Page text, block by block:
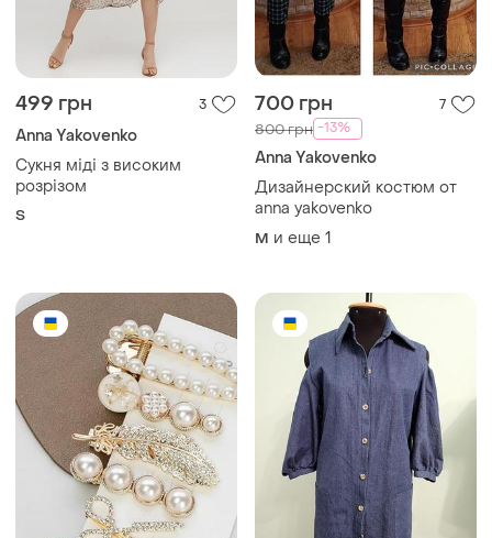
499 грн 3
Anna Yakovenko
Сукня міді з високим
розрізом
S
700 грн 7
800 грн -13%
Anna Yakovenko
Дизайнерский костюм от
anna yakovenko
M и еще 1